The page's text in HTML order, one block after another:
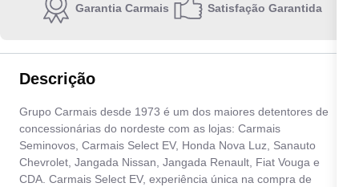
Garantia Carmais Satisfação Garantida
Descrição
Grupo Carmais desde 1973 é um dos maiores detentores de
concessionárias do nordeste com as lojas: Carmais
Seminovos, Carmais Select EV, Honda Nova Luz, Sanauto
Chevrolet, Jangada Nissan, Jangada Renault, Fiat Vouga e
CDA. Carmais Select EV, experiência única na compra de
Escolha a unidade:
Ao informar meus dados, eu concordo com aPolítica de privacidade